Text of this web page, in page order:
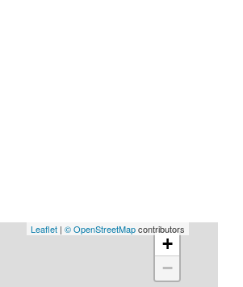
+
−
Leaflet |© OpenStreetMapcontributors